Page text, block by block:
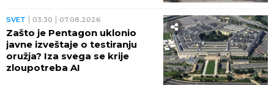
SVET 03:30 07.08.2026
Zašto je Pentagon uklonio
javne izveštaje o testiranju
oružja? Iza svega se krije
zloupotreba AI